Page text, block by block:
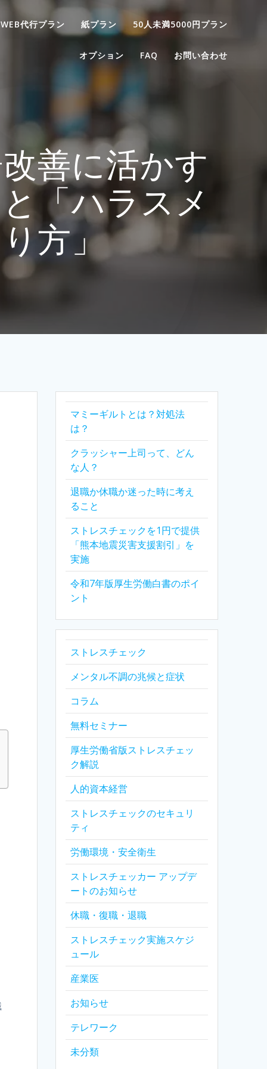
WEB代行プラン 紙プラン 50人未満5000円プラン
オプション FAQ お問い合わせ
善に活かす
「ハラスメ
方」
マミーギルトとは？対処法
は？
クラッシャー上司って、どん
な人？
退職か休職か迷った時に考え
ること
ストレスチェックを1円で提供
「熊本地震災害支援割引」を
実施
令和7年版厚生労働白書のポイ
ント
ストレスチェック
メンタル不調の兆候と症状
コラム
無料セミナー
厚生労働省版ストレスチェッ
ク解説
人的資本経営
ストレスチェックのセキュリ
ティ
労働環境・安全衛生
ストレスチェッカー アップデ
ートのお知らせ
休職・復職・退職
ストレスチェック実施スケジ
ュール
産業医
お知らせ
テレワーク
未分類